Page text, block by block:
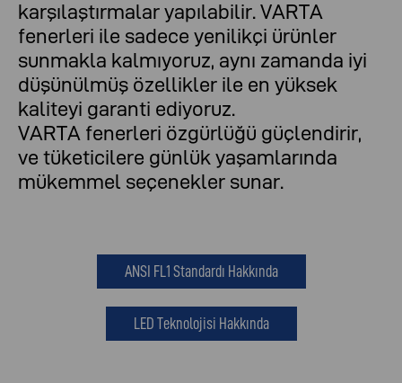
karşılaştırmalar yapılabilir. VARTA
fenerleri ile sadece yenilikçi ürünler
sunmakla kalmıyoruz, aynı zamanda iyi
düşünülmüş özellikler ile en yüksek
kaliteyi garanti ediyoruz.
VARTA fenerleri özgürlüğü güçlendirir,
ve tüketicilere günlük yaşamlarında
mükemmel seçenekler sunar.
ANSI FL1 Standardı Hakkında
LED Teknolojisi Hakkında